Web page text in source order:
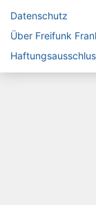
Datenschutz
Über Freifunk